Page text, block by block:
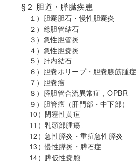
§２ 胆道・膵臓疾患
１）胆嚢胆石・慢性胆嚢炎
２）総胆管結石
３）急性胆管炎
４）急性胆嚢炎
５）肝内結石
６）胆嚢ポリープ・胆嚢腺筋腫症
７）胆嚢癌
８）膵胆管合流異常症，OPBR
９）胆管癌（肝門部・中下部）
10）閉塞性黄疸
11）乳頭部腫瘍
12）急性膵炎・重症急性膵炎
13）慢性膵炎・膵石症
14）膵仮性嚢胞